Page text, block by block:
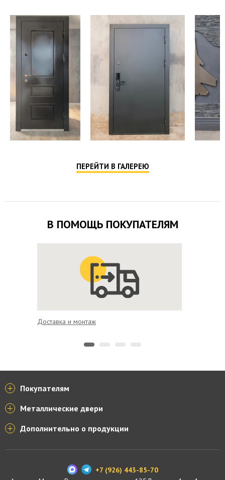
ПЕРЕЙТИ В ГАЛЕРЕЮ
В ПОМОЩЬ ПОКУПАТЕЛЯМ
Доставка и монтаж
Покупателям
Металлические двери
Дополнительно о продукции
+7 (926) 443-85-70